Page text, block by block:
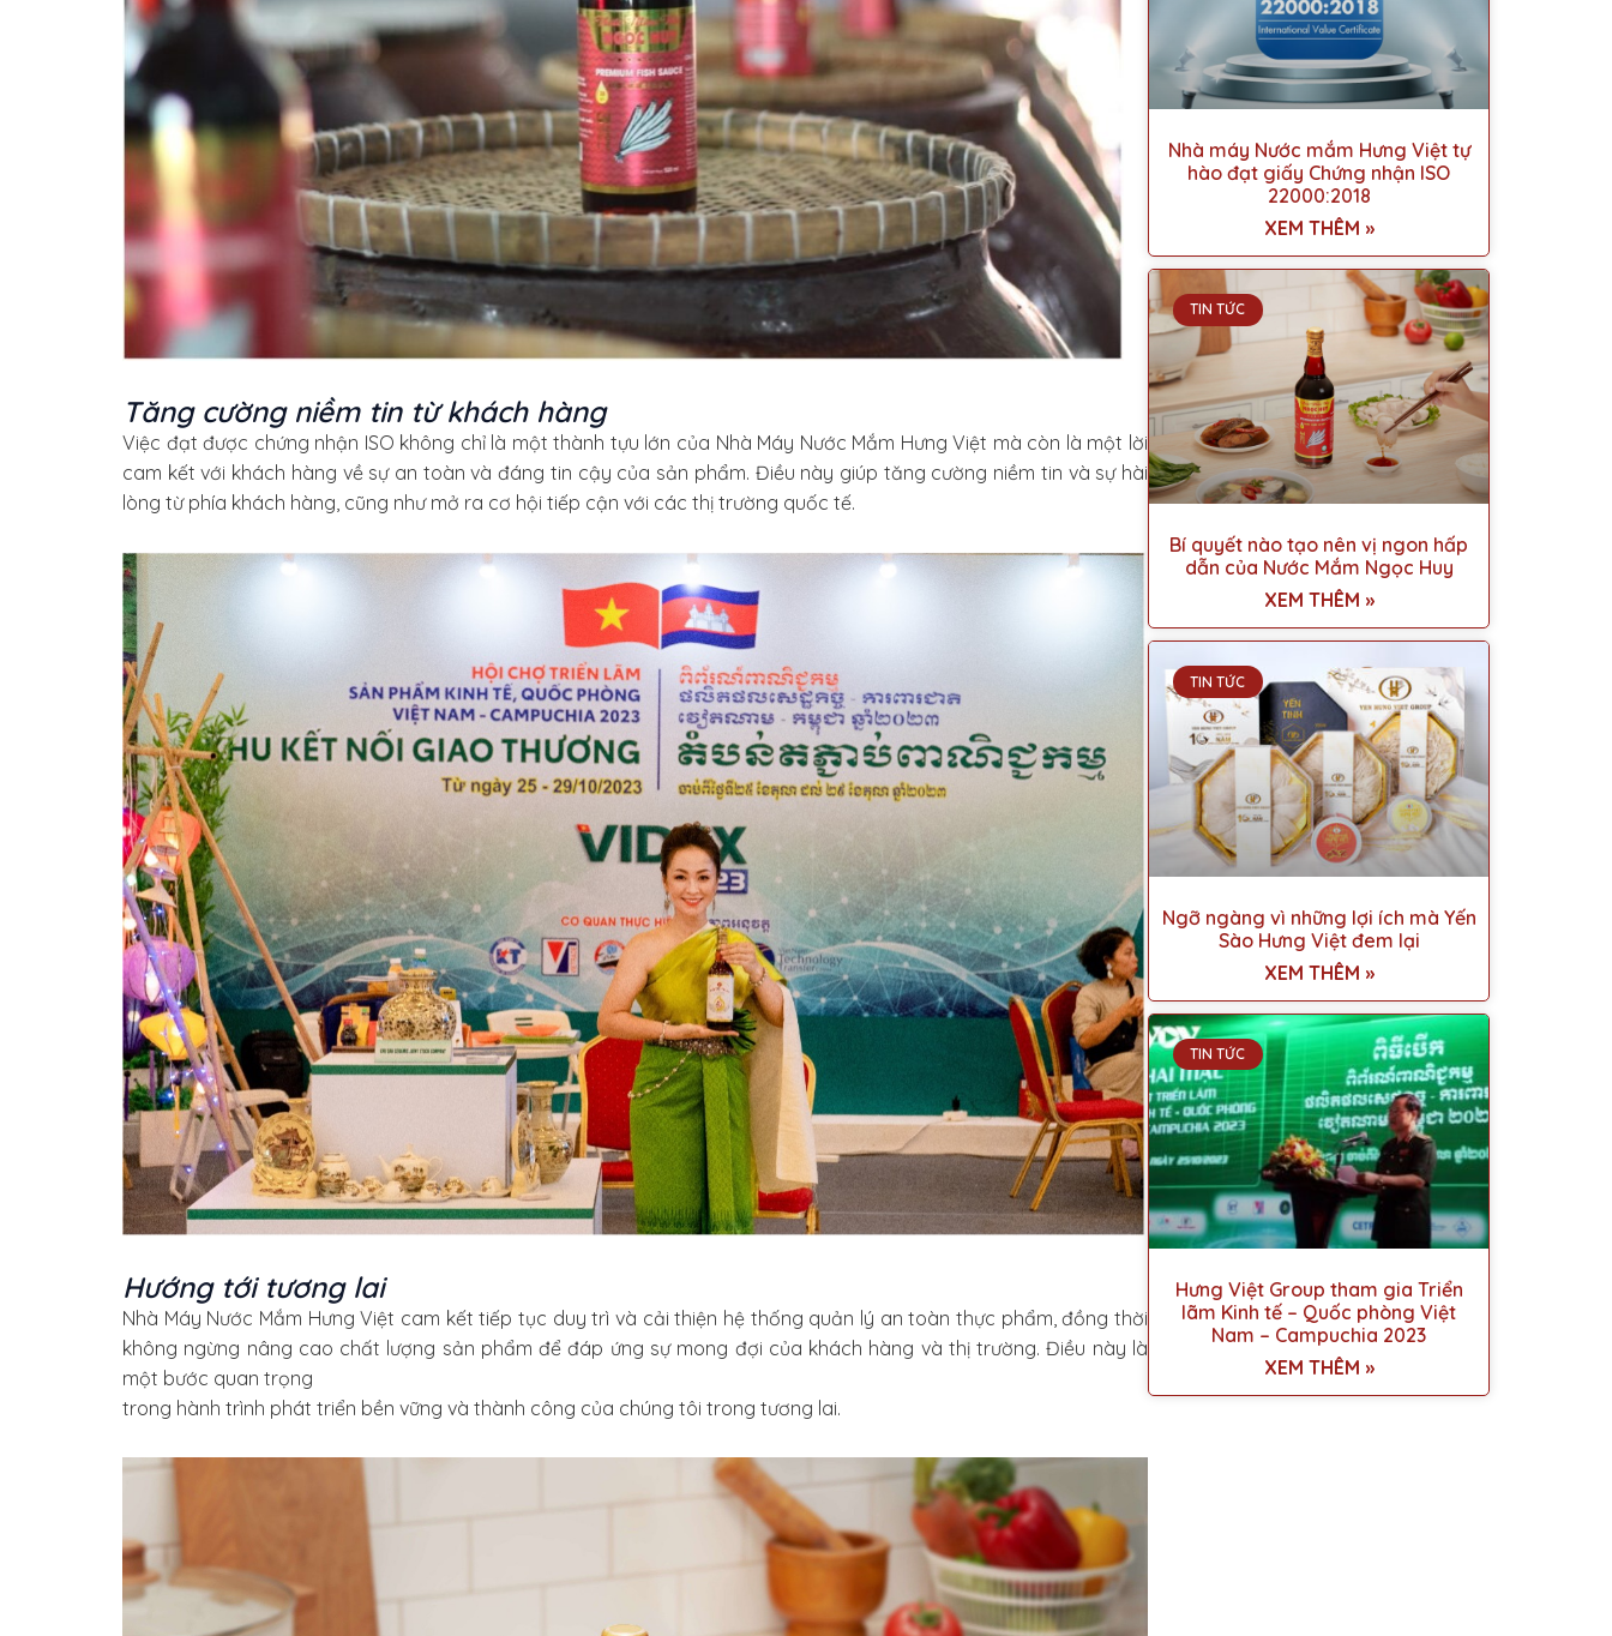
Tăng cường niềm tin từ khách hàng
Việc đạt được chứng nhận ISO không chỉ là một thành tựu lớn của Nhà Máy Nước Mắm Hưng Việt mà còn là một lời
cam kết với khách hàng về sự an toàn và đáng tin cậy của sản phẩm. Điều này giúp tăng cường niềm tin và sự hài
lòng từ phía khách hàng, cũng như mở ra cơ hội tiếp cận với các thị trường quốc tế.
Hướng tới tương lai
Nhà Máy Nước Mắm Hưng Việt cam kết tiếp tục duy trì và cải thiện hệ thống quản lý an toàn thực phẩm, đồng thời
không ngừng nâng cao chất lượng sản phẩm để đáp ứng sự mong đợi của khách hàng và thị trường. Điều này là
một bước quan trọng
trong hành trình phát triển bền vững và thành công của chúng tôi trong tương lai.
Nhà máy Nước mắm Hưng Việt tự
hào đạt giấy Chứng nhận ISO
22000:2018
XEM THÊM »
TIN TỨC
Bí quyết nào tạo nên vị ngon hấp
dẫn của Nước Mắm Ngọc Huy
XEM THÊM »
TIN TỨC
Ngỡ ngàng vì những lợi ích mà Yến
Sào Hưng Việt đem lại
XEM THÊM »
TIN TỨC
Hưng Việt Group tham gia Triển
lãm Kinh tế – Quốc phòng Việt
Nam – Campuchia 2023
XEM THÊM »